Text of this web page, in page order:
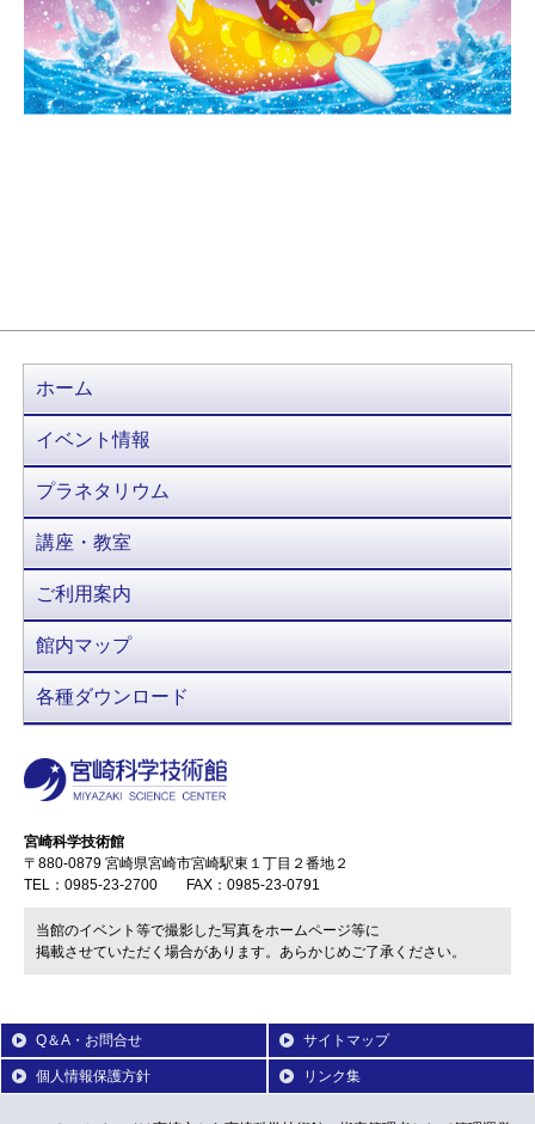
ホーム
イベント情報
プラネタリウム
講座・教室
ご利用案内
館内マップ
各種ダウンロード
宮崎科学技術館
〒880-0879 宮崎県宮崎市宮崎駅東１丁目２番地２
TEL：0985-23-2700 FAX：0985-23-0791
当館のイベント等で撮影した写真をホームページ等に
掲載させていただく場合があります。あらかじめご了承ください。
Q＆A・お問合せ サイトマップ
個人情報保護方針 リンク集